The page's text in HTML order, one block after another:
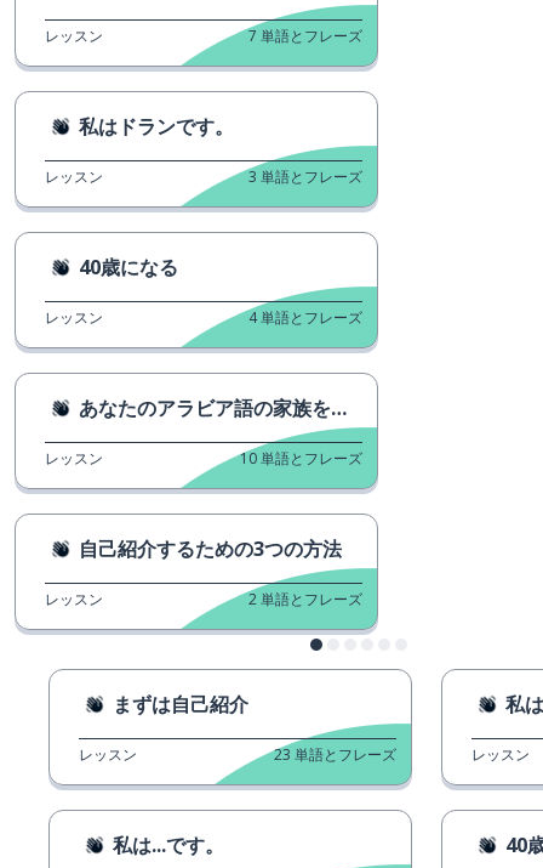
レッスン 7 単語とフレーズ
私はドランです。
レッスン 3 単語とフレーズ
40歳になる
レッスン 4単語とフレーズ
あなたのアラビア語の家族を紹介します。
レッスン 10単語とフレーズ
自己紹介するための3つの方法
レッスン 2単語とフレーズ
まずは自己紹介
レッスン 23 単語とフレーズ
私は...です。
私
レッスン
40